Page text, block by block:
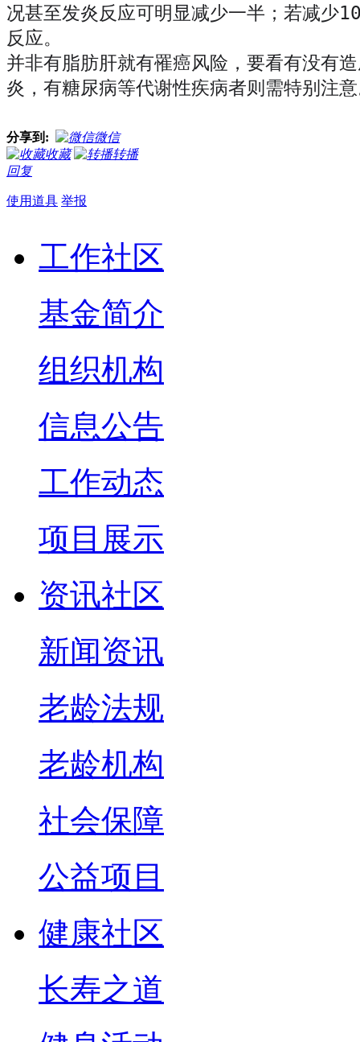
况甚至发炎反应可明显减少一半；若减少
反应。
并非有脂肪肝就有罹癌风险，要看有没有
炎，有糖尿病等代谢性疾病者则需特别注
分享到:
微信
收藏
转播
回复
使用道具 举报
工作社区
基金简介
组织机构
信息公告
工作动态
项目展示
资讯社区
新闻资讯
老龄法规
老龄机构
社会保障
公益项目
健康社区
长寿之道